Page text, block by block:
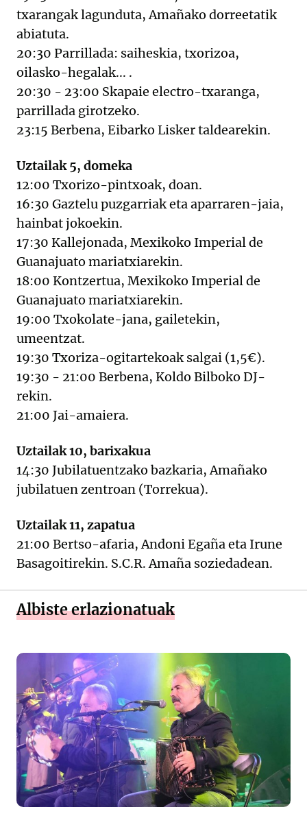
txarangak lagunduta, Amañako dorreetatik
abiatuta.
20:30 Parrillada: saiheskia, txorizoa,
oilasko-hegalak... .
20:30 - 23:00 Skapaie electro-txaranga,
parrillada girotzeko.
23:15 Berbena, Eibarko Lisker taldearekin.
Uztailak 5, domeka
12:00 Txorizo-pintxoak, doan.
16:30 Gaztelu puzgarriak eta aparraren-jaia,
hainbat jokoekin.
17:30 Kallejonada, Mexikoko Imperial de
Guanajuato mariatxiarekin.
18:00 Kontzertua, Mexikoko Imperial de
Guanajuato mariatxiarekin.
19:00 Txokolate-jana, gailetekin,
umeentzat.
19:30 Txoriza-ogitartekoak salgai (1,5€).
19:30 - 21:00 Berbena, Koldo Bilboko DJ-
rekin.
21:00 Jai-amaiera.
Uztailak 10, barixakua
14:30 Jubilatuentzako bazkaria, Amañako
jubilatuen zentroan (Torrekua).
Uztailak 11, zapatua
21:00 Bertso-afaria, Andoni Egaña eta Irune
Basagoitirekin. S.C.R. Amaña soziedadean.
Albiste erlazionatuak